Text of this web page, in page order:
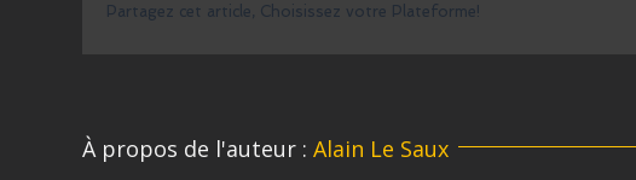
Partagez cet article, Choisissez votre Plateforme!
À propos de l'auteur : Alain Le Saux